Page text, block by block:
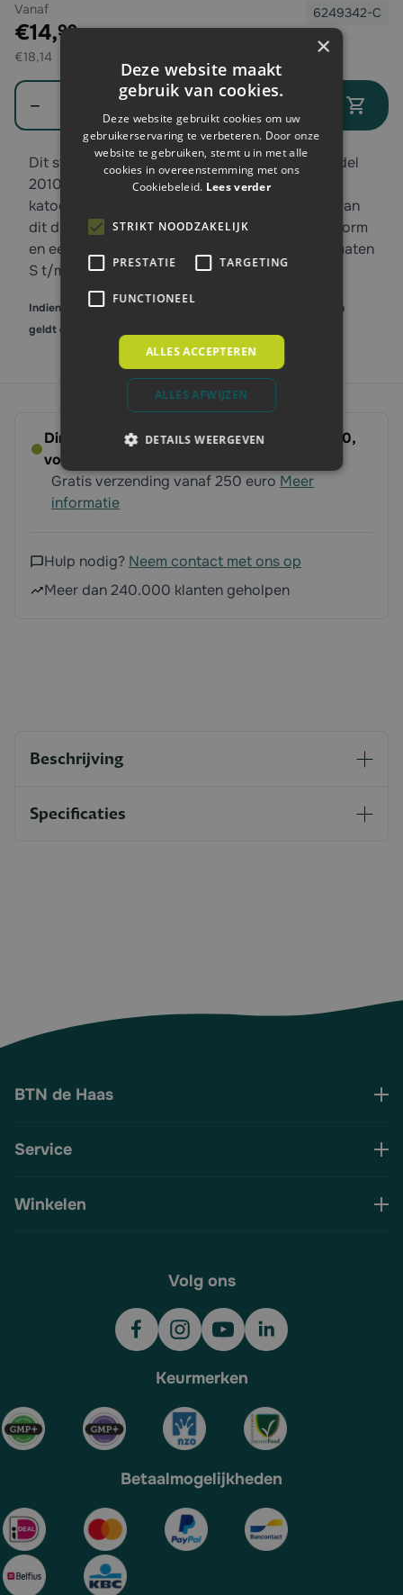
Vanaf
Exclusief btw:
€14,99
€18,14
6249342-C
Aantal
Dit stoere poloshirt van Tricorp Workwear, model
201003/PP180, is gemaakt van 50% gekamd
katoen en 50% polyester. Dankzij het gebruik van
dit duurzame materiaal, behoudt het shirt zijn vorm
en een mooie blauwe kleur. Verkrijgbaar in de maten
S t/m 4Xl, ook in andere kleuren.
Indien er staffelkorting op het product van toepassing is, dan
geldt dit alleen bij afname van gelijke maat en kleur.
Direct leverbaar - Bestel voor dinsdag 14:00,
volgende werkdag op ’t erf
Gratis verzending vanaf 250 euro Meer
informatie
Hulp nodig? Neem contact met ons op
Meer dan 240.000 klanten geholpen
Beschrijving
Specificaties
BTN de Haas
Service
Winkelen
Volg ons
Keurmerken
Betaalmogelijkheden
×
Deze website maakt
gebruik van cookies.
Deze website gebruikt cookies om uw
gebruikerservaring te verbeteren. Door onze
website te gebruiken, stemt u in met alle
cookies in overeenstemming met ons
Cookiebeleid. Lees verder
STRIKT NOODZAKELIJK
PRESTATIE TARGETING
FUNCTIONEEL
ALLES ACCEPTEREN
ALLES AFWIJZEN
DETAILS WEERGEVEN